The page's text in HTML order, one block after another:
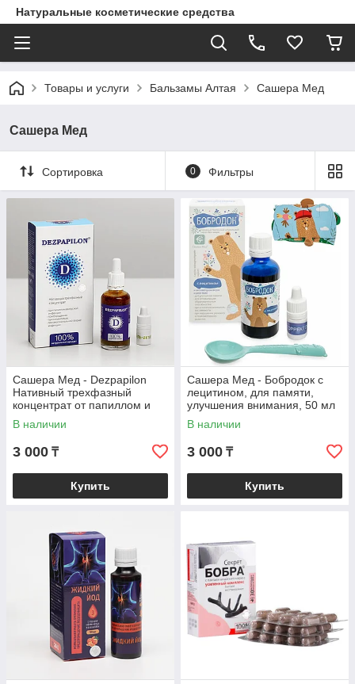
Натуральные косметические средства
Товары и услуги Бальзамы Алтая Сашера Мед
Сашера Мед
Сортировка 0 Фильтры
Сашера Мед - Dezpapilon
Нативный трехфазный
концентрат от папиллом и
бородавок, 50 мл
В наличии
3 000 ₸
Купить
Сашера Мед - Бобродок с
лецитином, для памяти,
улучшения внимания, 50 мл
В наличии
3 000 ₸
Купить